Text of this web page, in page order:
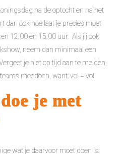
na de optocht en na het
dan ook hoe laat je precies moet
12.00 en 15.00 uur. Als jij ook
neem dan minimaal een
je niet op tijd aan te melden,
meedoen, want: vol = vol!
je met
wat je daarvoor moet doen is: